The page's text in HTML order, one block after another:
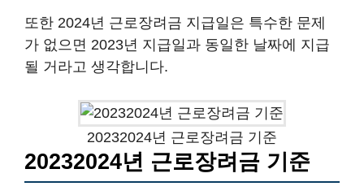
또한 2024년 근로장려금 지급일은 특수한 문제
가 없으면 2023년 지급일과 동일한 날짜에 지급
될 거라고 생각합니다.
20232024년 근로장려금 기준
20232024년 근로장려금 기준